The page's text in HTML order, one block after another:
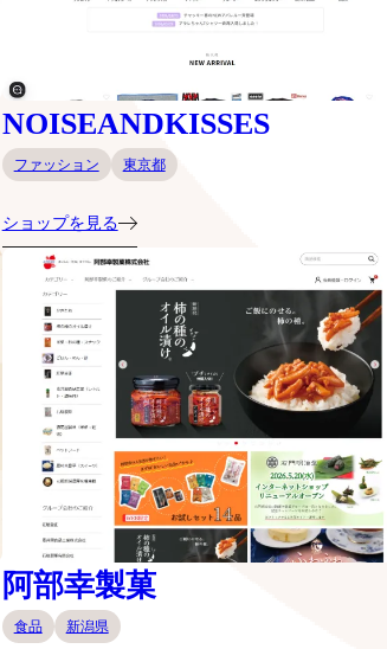
NOISEANDKISSES
ファッション 東京都
ショップを見る
阿部幸製菓
食品 新潟県